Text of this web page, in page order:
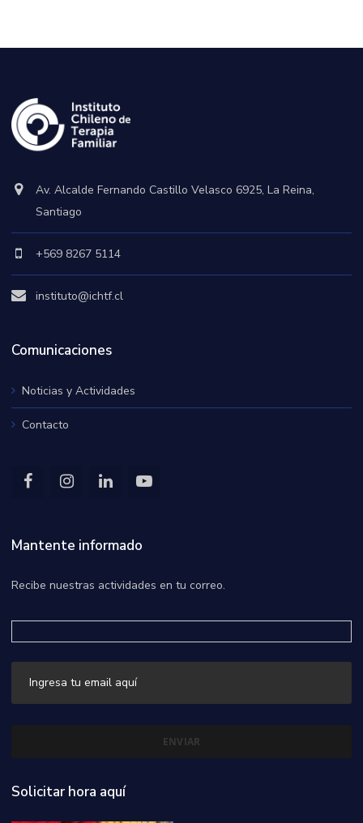
Av. Alcalde Fernando Castillo Velasco 6925, La Reina,
Santiago
+569 8267 5114
instituto@ichtf.cl
Comunicaciones
Noticias y Actividades
Contacto
Mantente informado
Recibe nuestras actividades en tu correo.
Solicitar hora aquí